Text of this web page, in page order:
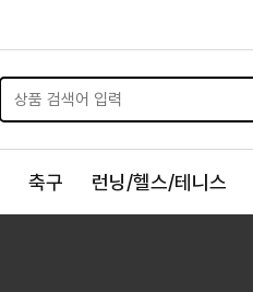
축구 런닝/헬스/테니스